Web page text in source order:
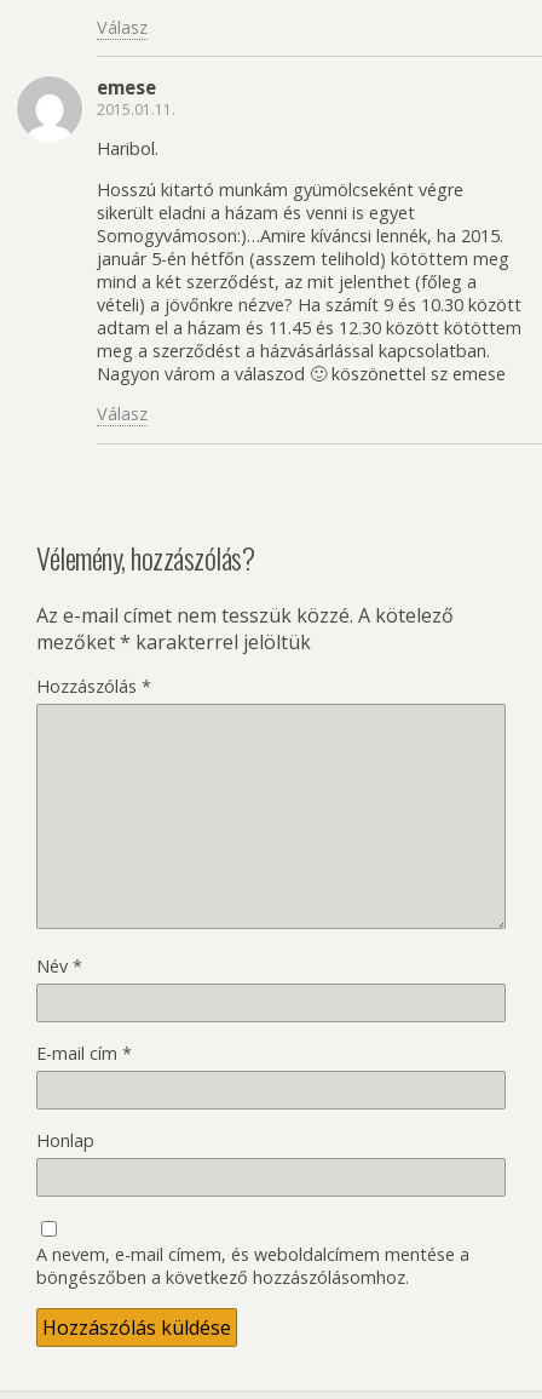
Válasz
emese
2015.01.11.
Haribol.
Hosszú kitartó munkám gyümölcseként végre
sikerült eladni a házam és venni is egyet
Somogyvámoson:)…Amire kíváncsi lennék, ha 2015.
január 5-én hétfőn (asszem telihold) kötöttem meg
mind a két szerződést, az mit jelenthet (főleg a
vételi) a jövőnkre nézve? Ha számít 9 és 10.30 között
adtam el a házam és 11.45 és 12.30 között kötöttem
meg a szerződést a házvásárlással kapcsolatban.
Nagyon várom a válaszod 🙂 köszönettel sz emese
Válasz
Vélemény, hozzászólás?
Az e-mail címet nem tesszük közzé. A kötelező
mezőket* karakterrel jelöltük
Hozzászólás *
Név *
E-mail cím *
Honlap
A nevem, e-mail címem, és weboldalcímem mentése a
böngészőben a következő hozzászólásomhoz.